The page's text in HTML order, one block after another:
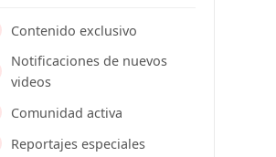
Contenido exclusivo
Notificaciones de nuevos
videos
Comunidad activa
Reportajes especiales